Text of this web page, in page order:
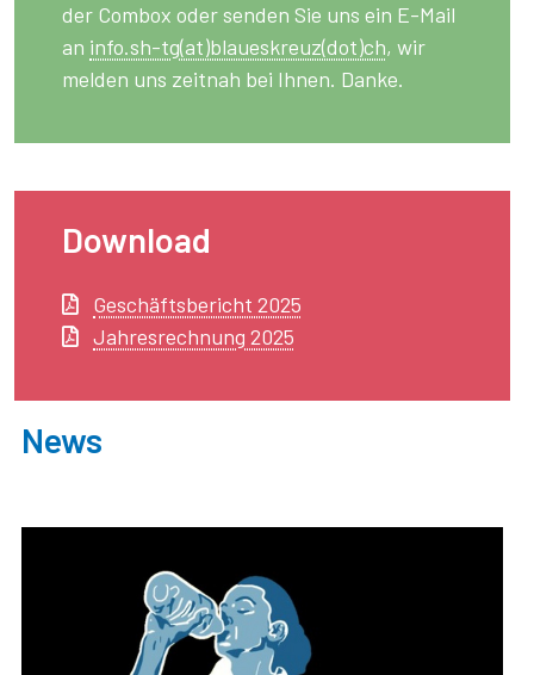
der Combox oder senden Sie uns ein E-Mail
an info.sh-tg(at)blaueskreuz(dot)ch, wir
melden uns zeitnah bei Ihnen. Danke.
Download
Geschäftsbericht 2025
Jahresrechnung 2025
News